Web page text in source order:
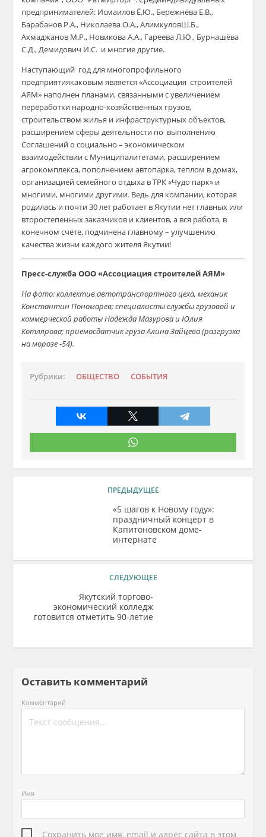
предпринимателей: Исмаилов Ё.Ю., Бережнёва Е.В.,
Барабанов Р.А., Николаева О.А.,АлимкуловШ.Б.,
Ахмаджанов М.Р., Новикова А.А., Гареева Л.Ю., Бурнашёва
С.Д.,Демидович И.С. и многиедругие.
Наступающий год для многопрофильного
предприятиякаковым является «Ассоциация строителей
АЯМ» наполнен планами, связанными с увеличением
переработки народно-хозяйственных грузов,
строительством жилья и инфраструктурных объектов,
расширением сферы деятельности по выполнению
Соглашений о социально – экономическом
взаимодействии с Муниципалитетами, расширением
агрокомплекса, пополнением автопарка, теплом в домах,
организацией семейного отдыха в ТРК «Чудо парк» и
многими, многими другими. Ведь для компании, которая
родилась и почти 30 лет работает в Якутии нет главных или
второстепенных заказчиков и клиентов, а вся работа, в
конечном счёте, подчинена главному – улучшению
качества жизни каждого жителя Якутии!
Пресс-служба ООО«Ассоциация строителей АЯМ»
На фото: коллектив автотранспортного цеха, механик
Константин Пономарев;специалисты службы грузовой и
коммерческой работы Надежда Мазурова и Юлия
Котлярова;приемосдатчик груза Алина Зайцева(разгрузка
на морозе -54).
Рубрики: ОБЩЕСТВО СОБЫТИЯ
ПРЕДЫДУЩЕЕ
«5 шагов к Новому году»:
праздничный концерт в
Капитоновском доме-
интернате
СЛЕДУЮЩЕЕ
Якутский торгово-
экономический колледж
готовится отметить 90-летие
Оставить комментарий
Комментарий
Имя
Сохранить моё имя, email и адрес сайта в этом